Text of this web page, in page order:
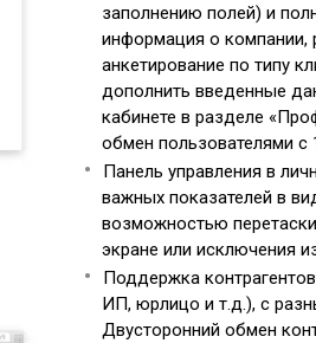
заполнению полей) и
информация о компании,
анкетирование по типу
дополнить введенные
кабинете в разделе
обмен пользователями с
Панель управления в
важных показателей в
возможностью
экране или исключения
Поддержка
ИП, юрлицо и т.д.), с
Двусторонний обмен